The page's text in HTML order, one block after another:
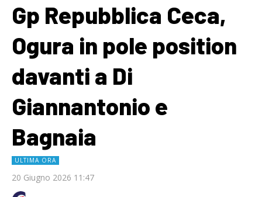
Gp Repubblica Ceca,
Ogura in pole position
davanti a Di
Giannantonio e
Bagnaia
ULTIMA ORA
20 Giugno 2026 11:47